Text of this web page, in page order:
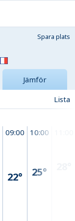
Spara plats
Jämför
Lista
09:00
22°
10:00
25°